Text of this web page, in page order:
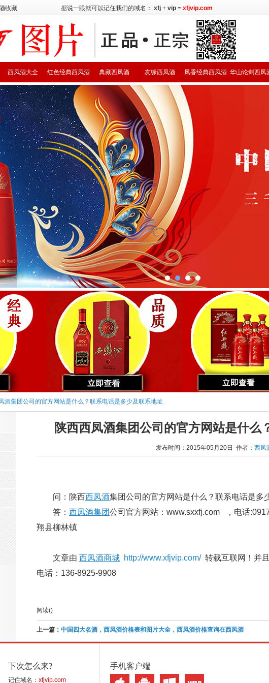
收藏 据说一眼就可以记住我们的域名： xfj + vip = xfjvip.com
华山论剑西凤
凤香经典西凤酒
友缘西凤酒
典藏西凤酒
红色经典西凤酒
西凤酒大全
酒集团公司的官方网站是什么？联系电话是多少及联系地址
陕西西凤酒集团公司的官方网站是什么
发布时间：2015年05月20日 作者： 西凤
问：陕西西凤酒集团公司的官方网站是什么？联系电话是多
答： 西凤酒集团公司官方网站：www.sxxfj.com ，电话
翔县柳林镇
文章由 西凤酒商城 http://www.xfjvip.com/ 转载互联网！并
电话：136-8925-9908
阅读()
上一篇： 中国四大名酒，西凤酒价格表和图片大全，西凤酒价格查询在西凤酒
下次怎么来?
记住域名： xfjvip.com
手机客户端